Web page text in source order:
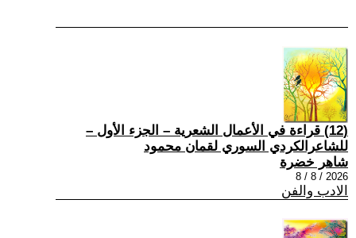
(12) قراءة في الأعمال الشعرية – الجزء الأول –
للشاعرالكردي السوري لقمان محمود
شاهر خضرة
2026 / 8 / 8
الادب والفن